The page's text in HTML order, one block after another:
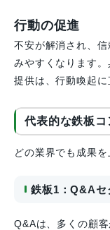
行動の促進
不安が解消され、
みやすくなります
提供は、行動喚起に
代表的な鉄板
どの業界でも成果
鉄板1：Q&Aセ
Q&Aは、多くの顧